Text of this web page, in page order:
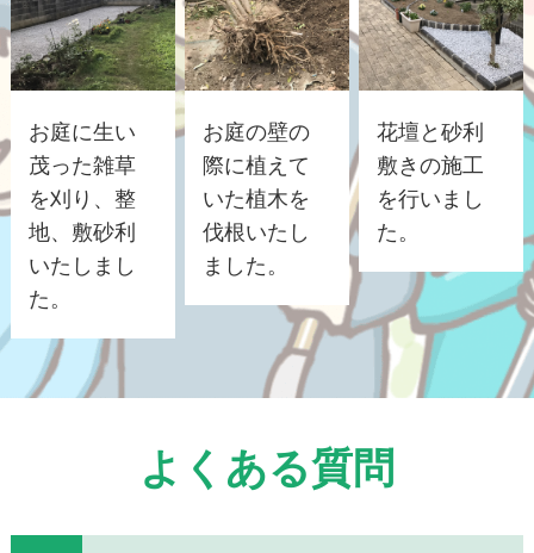
お庭に生い
茂った雑草
を刈り、整
地、敷砂利
いたしまし
た。
お庭の壁の
際に植えて
いた植木を
伐根いたし
ました。
花壇と砂利
敷きの施工
を行いまし
た。
よくある質問